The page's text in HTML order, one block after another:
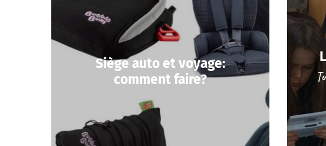
Siège auto et voyage:
comment faire?